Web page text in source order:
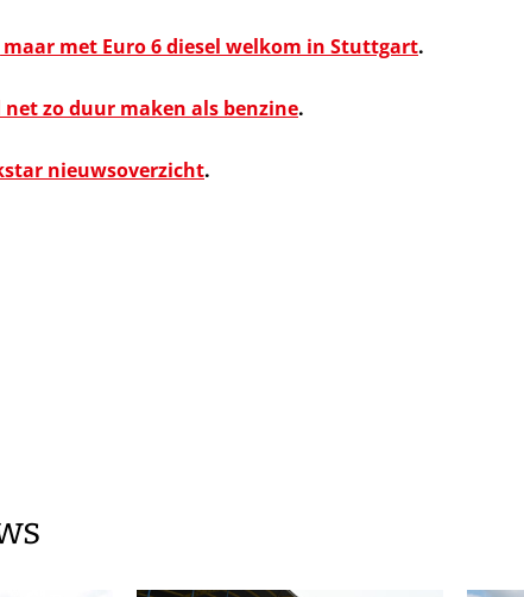
met Euro 6 diesel welkom in Stuttgart.
zo duur maken als benzine.
nieuwsoverzicht.